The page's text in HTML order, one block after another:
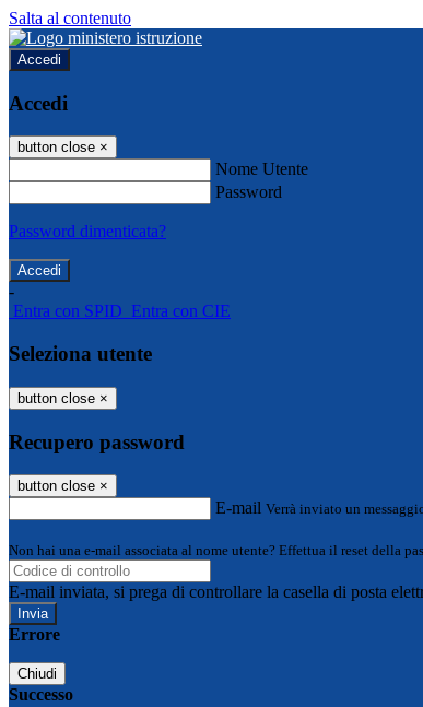
Salta al contenuto
Accedi
Accedi
button close ×
Nome Utente
Password
Password dimenticata?
-
Entra con SPID Entra con CIE
Seleziona utente
button close ×
Recupero password
button close ×
E-mail Verrà inviato un
Non hai una e-mail associata al nome utente? Effettua il reset della
E-mail inviata, si prega di controllare la casella di posta
Errore
Chiudi
Successo